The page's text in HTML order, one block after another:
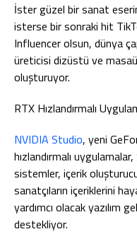
İster güzel bir sanat
isterse bir sonraki hit
Influencer olsun, dünya
üreticisi dizüstü ve
oluşturuyor.
RTX Hızlandırmalı
NVIDIA Studio, yeni
hızlandırmalı
sistemler, içerik
sanatçıların içeriklerini
yardımcı olacak yazılım
destekliyor.